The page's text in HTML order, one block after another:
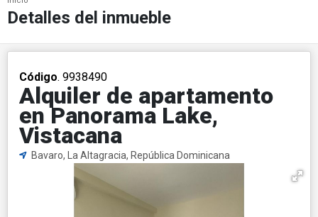
Detalles del inmueble
Código. 9938490
Alquiler de apartamento
en Panorama Lake,
Vistacana
Bavaro, La Altagracia, República Dominicana